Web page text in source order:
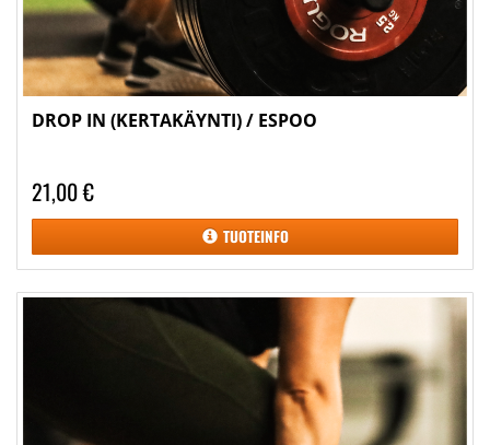
DROP IN (KERTAKÄYNTI) / ESPOO
21,00 €
TUOTEINFO